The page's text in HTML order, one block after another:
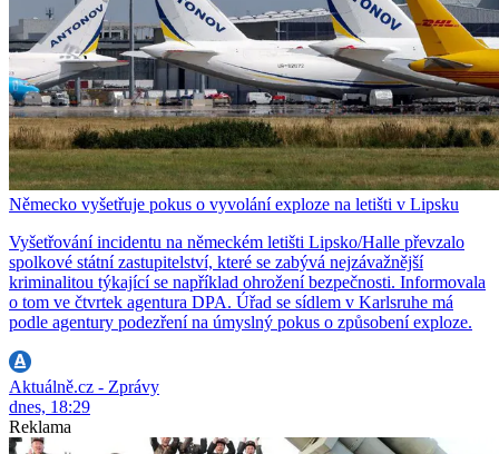
Německo vyšetřuje pokus o vyvolání exploze na letišti v Lipsku
Vyšetřování incidentu na německém letišti Lipsko/Halle převzalo
spolkové státní zastupitelství, které se zabývá nejzávažnější
kriminalitou týkající se například ohrožení bezpečnosti. Informovala
o tom ve čtvrtek agentura DPA. Úřad se sídlem v Karlsruhe má
podle agentury podezření na úmyslný pokus o způsobení exploze.
Aktuálně.cz - Zprávy
dnes, 18:29
Reklama